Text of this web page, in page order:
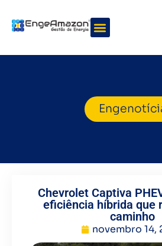
Chevrolet Captiva
eficiência híbrida que
caminho
novembro 14,